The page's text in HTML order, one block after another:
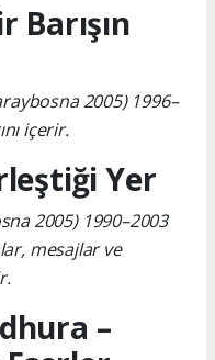
Barışın
2005) 1996–
içerir.
Yer
2005) 1990–2003
mesajlar ve
–